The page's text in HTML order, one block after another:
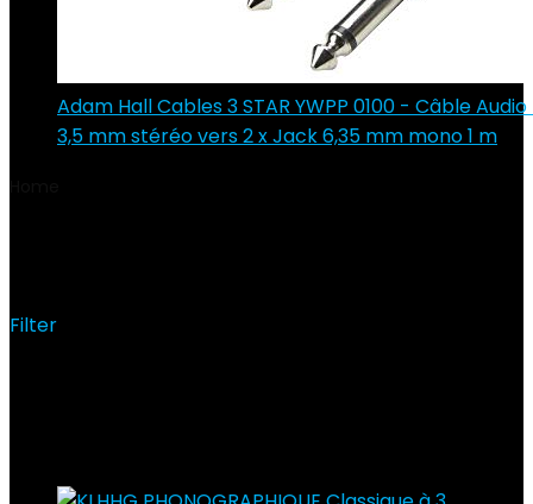
Adam Hall Cables 3 STAR YWPP 0100 - Câble
3,5 mm stéréo vers 2 x Jack 6,35 mm mono 1 m
Filter